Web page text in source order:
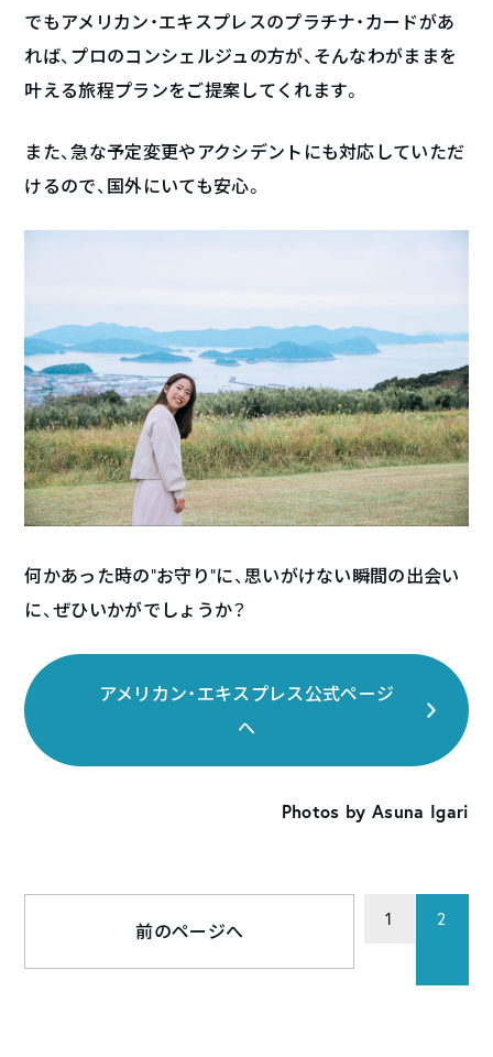
でもアメリカン・エキスプレスのプラチナ・カードがあ
れば、プロのコンシェルジュの方が、そんなわがままを
叶える旅程プランをご提案してくれます。
また、急な予定変更やアクシデントにも対応していただ
けるので、国外にいても安心。
何かあった時の”お守り”に、思いがけない瞬間の出会い
に、ぜひいかがでしょうか？
アメリカン・エキスプレス公式ページ
へ
Photos by Asuna Igari
前のページへ
1 2